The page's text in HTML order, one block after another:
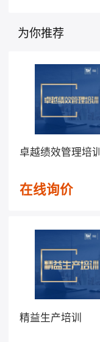
为你推荐
卓越绩效管理培训
在线询价
精益生产培训